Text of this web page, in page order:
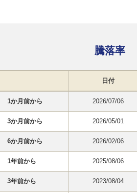
騰落率
日付
1か月前から 2026/07/06
3か月前から 2026/05/01
6か月前から 2026/02/06
1年前から 2025/08/06
3年前から 2023/08/04